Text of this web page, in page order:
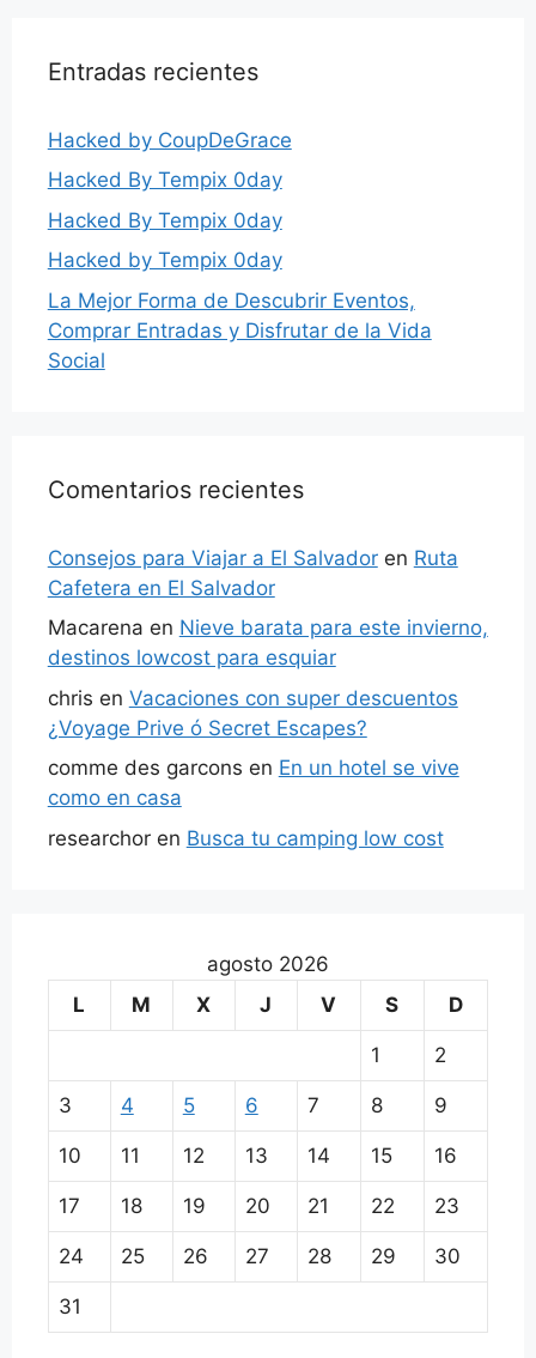
Entradas recientes
Hacked by CoupDeGrace
Hacked By Tempix 0day
Hacked By Tempix 0day
Hacked by Tempix 0day
La Mejor Forma de Descubrir Eventos,
Comprar Entradas y Disfrutar de la Vida
Social
Comentarios recientes
Consejos para Viajar a El Salvadoren Ruta
Cafetera en El Salvador
Macarena en Nieve barata para este invierno,
destinos lowcost para esquiar
chris en Vacaciones con super descuentos
¿Voyage Prive ó Secret Escapes?
comme des garcons en En un hotel se vive
como en casa
researchoren Busca tu camping low cost
agosto 2026
L
M X J V S D
1 2
3 4 5 6 7 8 9
10 11 12 13 14 15 16
17 18 19 20 21 22 23
24 25 26 27 28 29 30
31